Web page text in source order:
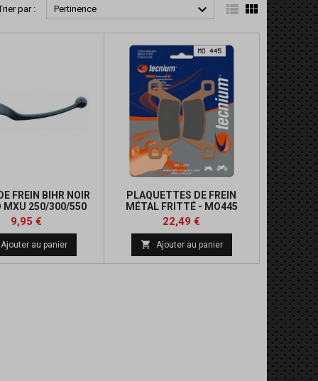
par : Pertinence   
FREIN BIHR NOIR
MXU 250/300/550
Prix
9,95 €
Ajouter au panier
PLAQUETTES DE FREIN
MÉTAL FRITTÉ - MO445
Prix
22,49 €
base
 Ajouter au panier